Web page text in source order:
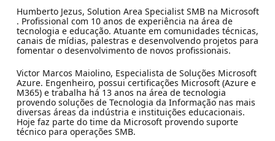
Humberto Jezus, Solution Area Specialist SMB na Microsoft
. Profissional com 10 anos de experiência na área de
tecnologia e educação. Atuante em comunidades técnicas,
canais de mídias, palestras e desenvolvendo projetos para
fomentar o desenvolvimento de novos profissionais.
Victor Marcos Maiolino, Especialista de Soluções Microsoft
Azure. Engenheiro, possui certificações Microsoft (Azure e
M365) e trabalha há 13 anos na área de tecnologia
provendo soluções de Tecnologia da Informação nas mais
diversas áreas da indústria e instituições educacionais.
Hoje faz parte do time da Microsoft provendo suporte
técnico para operações SMB.